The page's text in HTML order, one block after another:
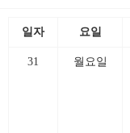
일자 요일
31 월요일